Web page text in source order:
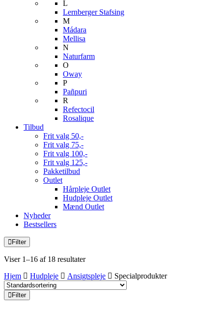
L
Lernberger Stafsing
M
Mádara
Mellisa
N
Naturfarm
O
Oway
P
Pañpuri
R
Refectocil
Rosalique
Tilbud
Frit valg 50,-
Frit valg 75,-
Frit valg 100,-
Frit valg 125,-
Pakketilbud
Outlet
Hårpleje Outlet
Hudpleje Outlet
Mænd Outlet
Nyheder
Bestsellers
Filter
Viser 1–16 af 18 resultater
Hjem
Hudpleje Ansigtspleje Specialprodukter
Filter